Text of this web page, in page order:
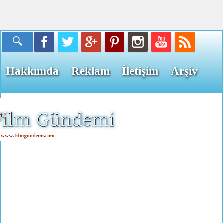
Hakkımda Reklam İletişim Arşiv